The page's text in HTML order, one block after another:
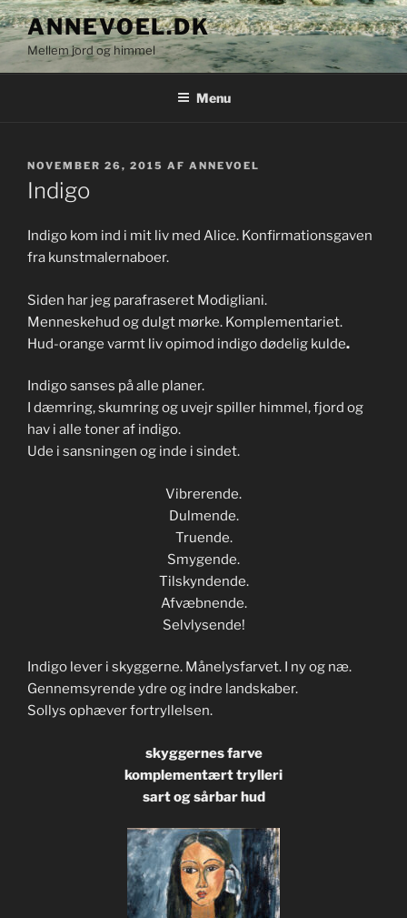
Videre
til
indhold
ANNEVOEL.DK
Mellem jord og himmel
Menu
UDGIVET
DEN
NOVEMBER 26, 2015 AF ANNEVOEL
Indigo
Indigo kom ind i mit liv med Alice. Konfirmationsgaven
fra kunstmalernaboer.
Siden har jeg parafraseret Modigliani.
Menneskehud og dulgt mørke. Komplementariet.
Hud-orange varmt liv opimod indigo dødelig kulde.
Indigo sanses på alle planer.
I dæmring, skumring og uvejr spiller himmel, fjord og
hav i alle toner af indigo.
Ude i sansningen og inde i sindet.
Vibrerende.
Dulmende.
Truende.
Smygende.
Tilskyndende.
Afvæbnende.
Selvlysende!
Indigo lever i skyggerne. Månelysfarvet. I ny og næ.
Gennemsyrende ydre og indre landskaber.
Sollys ophæver fortryllelsen.
skyggernes farve
komplementært trylleri
sart og sårbar hud